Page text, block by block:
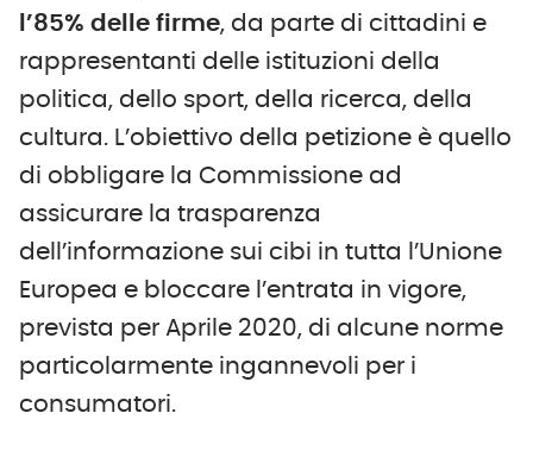
l’85% delle firme, da parte di cittadini e
rappresentanti delle istituzioni della
politica, dello sport, della ricerca, della
cultura. L’obiettivo della petizione è quello
di obbligare la Commissione ad
assicurare la trasparenza
dell’informazione sui cibi in tutta l’Unione
Europea e bloccare l’entrata in vigore,
prevista per Aprile 2020, di alcune norme
particolarmente ingannevoli per i
consumatori.